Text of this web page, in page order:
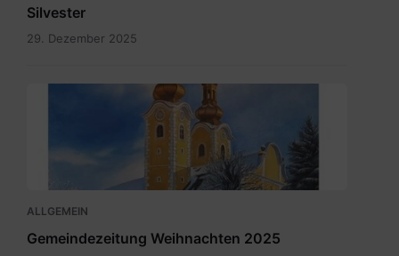
Silvester
29. Dezember 2025
ALLGEMEIN
Gemeindezeitung Weihnachten 2025